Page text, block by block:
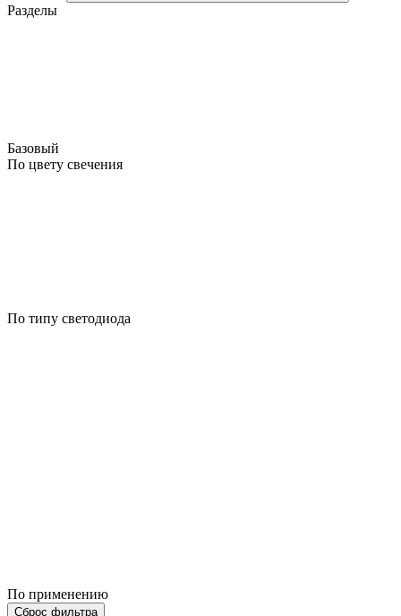
Разделы
Базовый
По цвету свечения
По типу светодиода
По применению
Сброс фильтра